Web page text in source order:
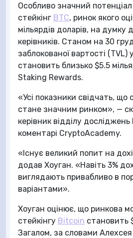
Особливо значний
стейкінг BTC, ринок якого
мільярдів доларів, на думку
керівників. Станом на 30
заблокованої вартості (TVL)
становить близько $5.5
Staking Rewards.
«Усі показники свідчать, що
стане значним ринком», —
керівник відділу
коментарі CryptoAcademy.
«Існує великий попит на
додав Хоуган. «Навіть 3%
виглядають привабливо в
варіантами».
Хоуган оцінює, що ринкова
стейкінгу Bitcoin становить
Загалом, за словами Алехсея